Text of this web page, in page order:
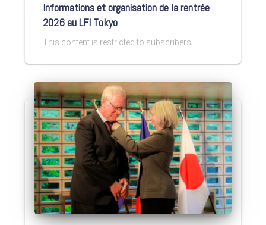
Informations et organisation de la rentrée
2026 au LFI Tokyo
This content is restricted to subscribers